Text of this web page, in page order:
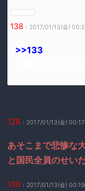
138 ：2017/01/13(金)
>>133
128 ：2017/01/13(金)
あそこまで悲惨な
と国民全員のせい
130 ：2017/01/13(金)